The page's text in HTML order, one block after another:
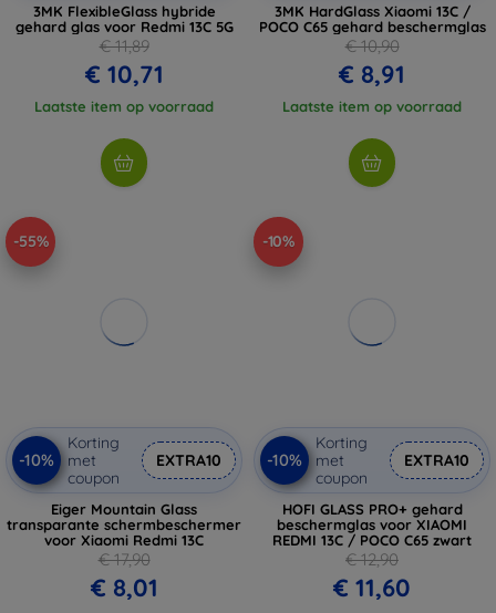
3MK FlexibleGlass hybride
gehard glas voor Redmi 13C 5G
€ 11,89
€ 10,71
Laatste item op voorraad
3MK HardGlass Xiaomi 13C /
POCO C65 gehard beschermglas
€ 10,90
€ 8,91
Laatste item op voorraad
-55%
-10%
Korting
met
coupon
EXTRA10
Eiger Mountain Glass
transparante schermbeschermer
voor Xiaomi Redmi 13C
€ 17,90
€ 8,01
-10%
-10%
Korting
met
coupon
EXTRA10
HOFI GLASS PRO+ gehard
beschermglas voor XIAOMI
REDMI 13C / POCO C65 zwart
€ 12,90
€ 11,60